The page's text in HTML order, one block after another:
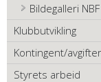
Bildegalleri
Klubbutvikling
Kontingent/avgifter
Styrets arbeid